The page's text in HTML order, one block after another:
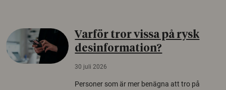
Varför tror vissa på rysk
desinformation?
30 juli 2026
Personer som är mer benägna att tro på